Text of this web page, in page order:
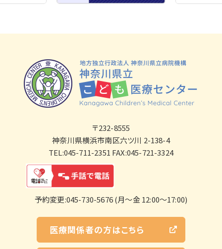
〒232-8555
神奈川県横浜市南区六ツ川 2-138-4
TEL:045-711-2351 FAX:045-721-3324
予約変更:045-730-5676 (月～金 12:00～17:00)
医療関係者の方はこちら